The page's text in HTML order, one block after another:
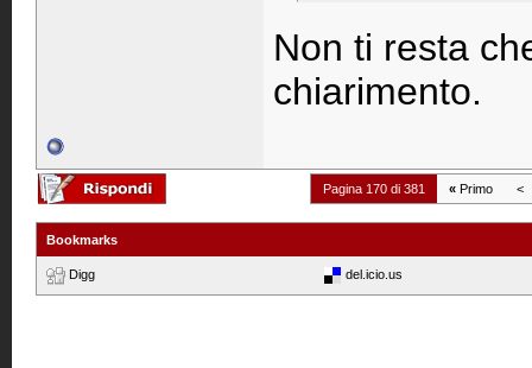
Non ti resta
chiarimento.
Pagina 170 di 381 « Primo <
Bookmarks
Digg del.icio.us